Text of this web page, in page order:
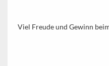
Viel Freude und Gewinn